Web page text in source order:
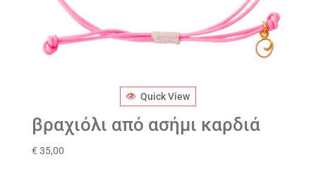
Quick View
βραχιόλι από ασήμι καρδιά
€ 35,00